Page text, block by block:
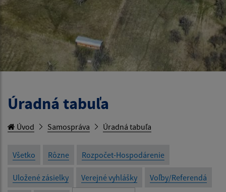
Úradná tabuľa
Úvod Samospráva Úradná tabuľa
Všetko Rôzne Rozpočet-Hospodárenie
Uložené zásielky Verejné vyhlášky Voľby/Referendá